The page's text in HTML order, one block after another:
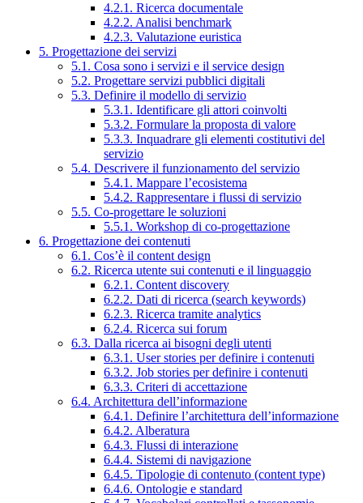
4.2.1. Ricerca documentale
4.2.2. Analisi benchmark
4.2.3. Valutazione euristica
5. Progettazione dei servizi
5.1. Cosa sono i servizi e il service design
5.2. Progettare servizi pubblici digitali
5.3. Definire il modello di servizio
5.3.1. Identificare gli attori coinvolti
5.3.2. Formulare la proposta di valore
5.3.3. Inquadrare gli elementi costitutivi del
servizio
5.4. Descrivere il funzionamento del servizio
5.4.1. Mappare l’ecosistema
5.4.2. Rappresentare i flussi di servizio
5.5. Co-progettare le soluzioni
5.5.1. Workshop di co-progettazione
6. Progettazione dei contenuti
6.1. Cos’è il content design
6.2. Ricerca utente sui contenuti e il linguaggio
6.2.1. Content discovery
6.2.2. Dati di ricerca (search keywords)
6.2.3. Ricerca tramite analytics
6.2.4. Ricerca sui forum
6.3. Dalla ricerca ai bisogni degli utenti
6.3.1. User stories per definire i contenuti
6.3.2. Job stories per definire i contenuti
6.3.3. Criteri di accettazione
6.4. Architettura dell’informazione
6.4.1. Definire l’architettura dell’informazione
6.4.2. Alberatura
6.4.3. Flussi di interazione
6.4.4. Sistemi di navigazione
6.4.5. Tipologie di contenuto (content type)
6.4.6. Ontologie e standard